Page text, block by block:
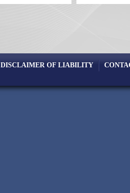
DISCLAIMER OF LIABILITY